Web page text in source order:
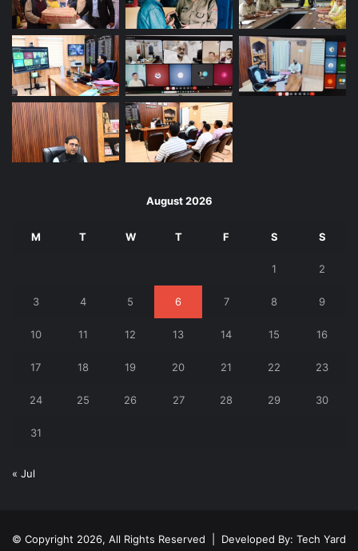
August 2026
M T W T F S S
1 2
3 4 5 6 7 8 9
10 11 12 13 14 15 16
17 18 19 20 21 22 23
24 25 26 27 28 29 30
31
« Jul
© Copyright 2026, All Rights Reserved | Developed By: Tech Yard